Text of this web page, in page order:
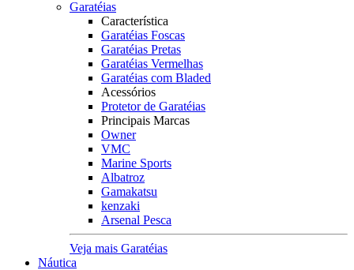
Garatéias
Característica
Garatéias Foscas
Garatéias Pretas
Garatéias Vermelhas
Garatéias com Bladed
Acessórios
Protetor de Garatéias
Principais Marcas
Owner
VMC
Marine Sports
Albatroz
Gamakatsu
kenzaki
Arsenal Pesca
Veja mais Garatéias
Náutica